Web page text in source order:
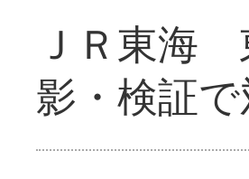
ＪＲ東海
影・検証